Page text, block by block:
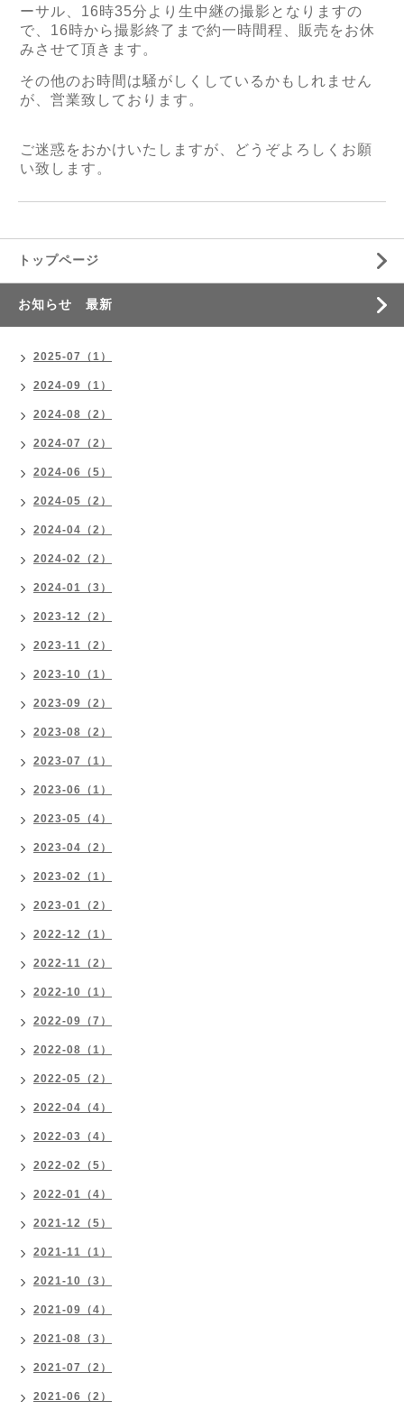
ーサル、16時35分より生中継の撮影となりますの
で、16時から撮影終了まで約一時間程、販売をお休
みさせて頂きます。
その他のお時間は騒がしくしているかもしれません
が、営業致しております。
ご迷惑をおかけいたしますが、どうぞよろしくお願
い致します。
トップページ
お知らせ 最新
2025-07（1）
2024-09（1）
2024-08（2）
2024-07（2）
2024-06（5）
2024-05（2）
2024-04（2）
2024-02（2）
2024-01（3）
2023-12（2）
2023-11（2）
2023-10（1）
2023-09（2）
2023-08（2）
2023-07（1）
2023-06（1）
2023-05（4）
2023-04（2）
2023-02（1）
2023-01（2）
2022-12（1）
2022-11（2）
2022-10（1）
2022-09（7）
2022-08（1）
2022-05（2）
2022-04（4）
2022-03（4）
2022-02（5）
2022-01（4）
2021-12（5）
2021-11（1）
2021-10（3）
2021-09（4）
2021-08（3）
2021-07（2）
2021-06（2）